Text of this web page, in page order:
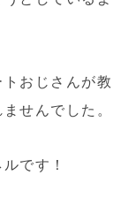
おじさんが教
せんでした。
です！